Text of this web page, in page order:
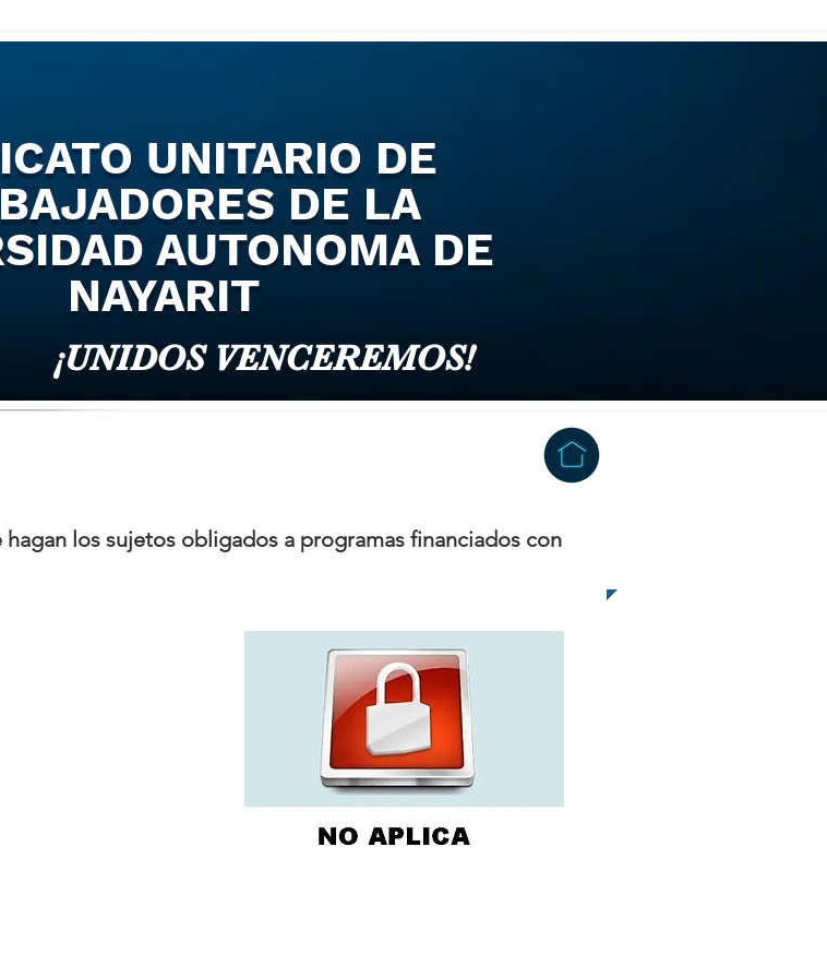
UNITARIO DE
DE LA
AUTONOMA DE
NAYARIT
¡UNIDOS VENCEREMOS!
hagan los sujetos obligados a programas financiados con